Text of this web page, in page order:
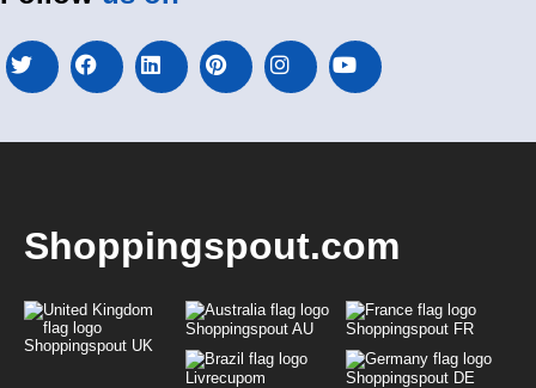
Shoppingspout.com
Shoppingspout UK
Shoppingspout AU Shoppingspout FR
Livrecupom Shoppingspout DE